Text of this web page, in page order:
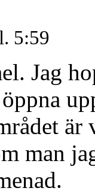
5:59
Jag
man